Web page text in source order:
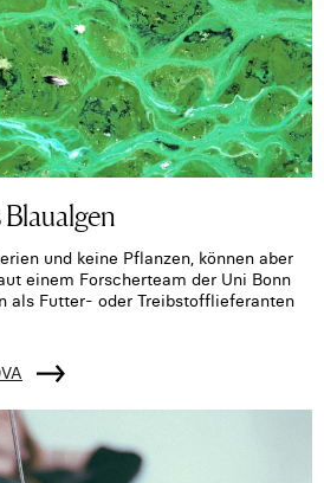
und keine Pflanzen, können aber
einem Forscherteam der Uni Bonn
als Futter- oder Treibstofflieferanten